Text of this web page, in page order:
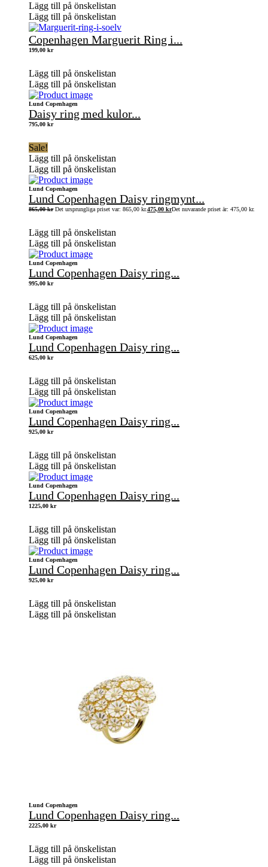
Lägg till på önskelistan
Lägg till på önskelistan
Copenhagen Marguerit Ring i...
199,00 kr
Lägg till på önskelistan
Lägg till på önskelistan
Lund Copenhagen
Daisy ring med kulor...
795,00 kr
Sale!
Lägg till på önskelistan
Lägg till på önskelistan
Lund Copenhagen
Lund Copenhagen Daisy ringmynt...
865,00kr Det ursprungliga priset var: 865,00 kr.475,00 krDet nuvarande priset är: 475,00 kr.
Lägg till på önskelistan
Lägg till på önskelistan
Lund Copenhagen
Lund Copenhagen Daisy ring...
995,00 kr
Lägg till på önskelistan
Lägg till på önskelistan
Lund Copenhagen
Lund Copenhagen Daisy ring...
625,00 kr
Lägg till på önskelistan
Lägg till på önskelistan
Lund Copenhagen
Lund Copenhagen Daisy ring...
925,00 kr
Lägg till på önskelistan
Lägg till på önskelistan
Lund Copenhagen
Lund Copenhagen Daisy ring...
1225,00 kr
Lägg till på önskelistan
Lägg till på önskelistan
Lund Copenhagen
Lund Copenhagen Daisy ring...
925,00 kr
Lägg till på önskelistan
Lägg till på önskelistan
Lund Copenhagen
Lund Copenhagen Daisy ring...
2225,00 kr
Lägg till på önskelistan
Lägg till på önskelistan